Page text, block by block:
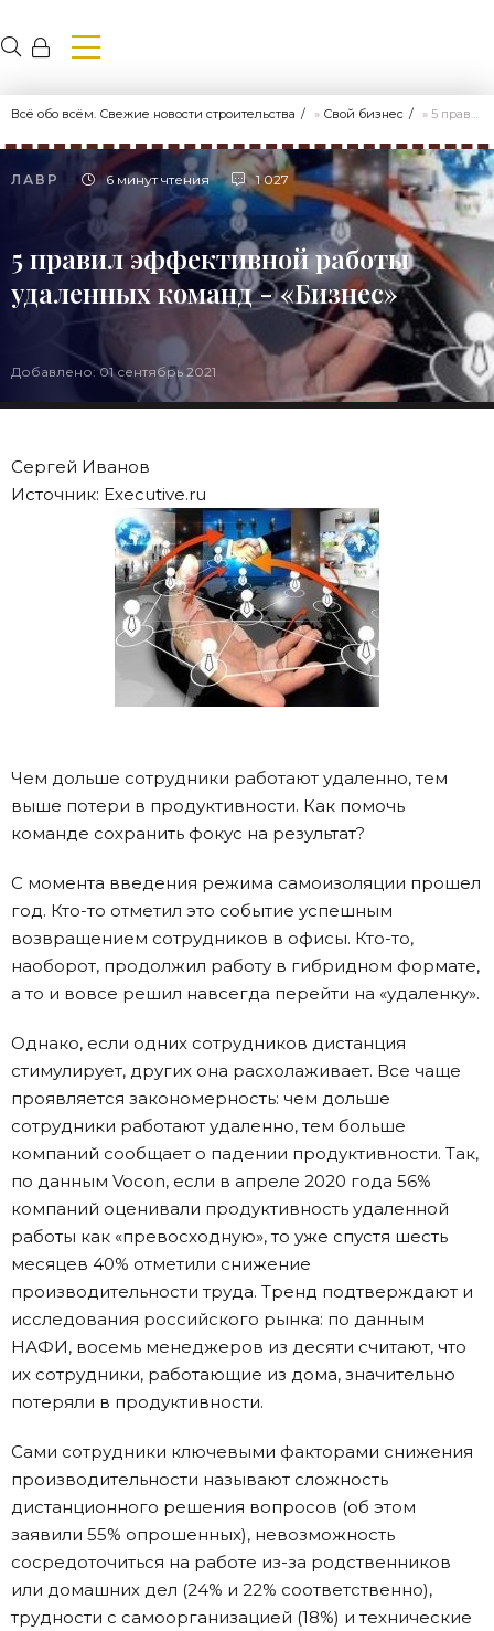
Всё обо всём. Свежие новости строительства » Свой бизнес » 5 правил эффективной работы удаленных команд - «Бизнес»
ЛАВР 6 минут чтения 1 027
5 правил эффективной работы
удаленных команд - «Бизнес»
Добавлено: 01 сентябрь 2021
Сергей Иванов
Источник: Executive.ru
Чем дольше сотрудники работают удаленно, тем
выше потери в продуктивности. Как помочь
команде сохранить фокус на результат?
С момента введения режима самоизоляции прошел
год. Кто-то отметил это событие успешным
возвращением сотрудников в офисы. Кто-то,
наоборот, продолжил работу в гибридном формате,
а то и вовсе решил навсегда перейти на «удаленку».
Однако, если одних сотрудников дистанция
стимулирует, других она расхолаживает. Все чаще
проявляется закономерность: чем дольше
сотрудники работают удаленно, тем больше
компаний сообщает о падении продуктивности. Так,
по данным Vocon, если в апреле 2020 года 56%
компаний оценивали продуктивность удаленной
работы как «превосходную», то уже спустя шесть
месяцев 40% отметили снижение
производительности труда. Тренд подтверждают и
исследования российского рынка: по данным
НАФИ, восемь менеджеров из десяти считают, что
их сотрудники, работающие из дома, значительно
потеряли в продуктивности.
Сами сотрудники ключевыми факторами снижения
производительности называют сложность
дистанционного решения вопросов (об этом
заявили 55% опрошенных), невозможность
сосредоточиться на работе из-за родственников
или домашних дел (24% и 22% соответственно),
трудности с самоорганизацией (18%) и технические